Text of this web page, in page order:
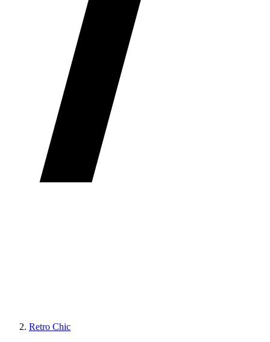
Retro Chic